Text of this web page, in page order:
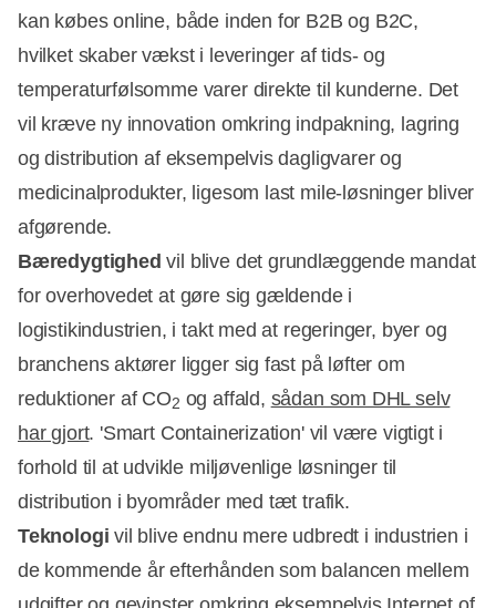
kan købes online, både inden for B2B og B2C,
hvilket skaber vækst i leveringer af tids- og
temperaturfølsomme varer direkte til kunderne. Det
vil kræve ny innovation omkring indpakning, lagring
og distribution af eksempelvis dagligvarer og
medicinalprodukter, ligesom last mile-løsninger bliver
afgørende.
Bæredygtighed vil blive det grundlæggende mandat
for overhovedet at gøre sig gældende i
logistikindustrien, i takt med at regeringer, byer og
branchens aktører ligger sig fast på løfter om
reduktioner af CO2 og affald, sådan som DHL selv
har gjort. 'Smart Containerization' vil være vigtigt i
forhold til at udvikle miljøvenlige løsninger til
distribution i byområder med tæt trafik.
Teknologi vil blive endnu mere udbredt i industrien i
de kommende år efterhånden som balancen mellem